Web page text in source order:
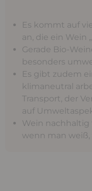
Es kommt auf
an, die ein Wein
Gerade Bio-
besonders
Es gibt zudem
klimaneutral
Transport, der
auf
Wein nachhaltig
wenn man